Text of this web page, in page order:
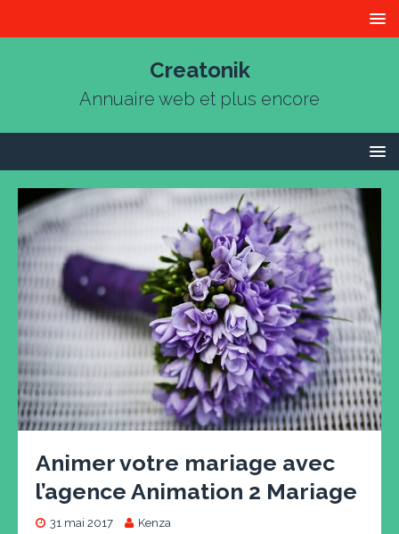
Creatonik
Annuaire web et plus encore
Animer votre mariage avec
l’agence Animation 2 Mariage
31 mai 2017 Kenza